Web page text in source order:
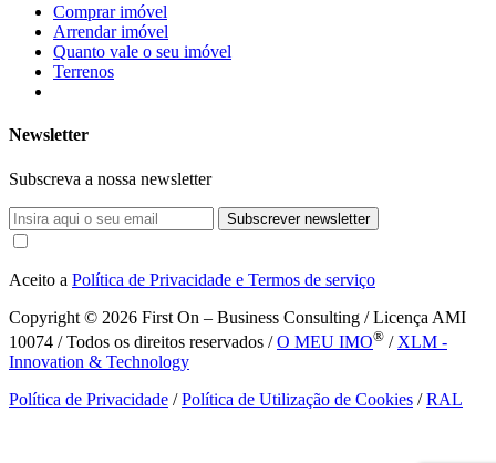
Comprar imóvel
Arrendar imóvel
Quanto vale o seu imóvel
Terrenos
Newsletter
Subscreva a nossa newsletter
Subscrever newsletter
Aceito a Política de Privacidade e Termos de serviço
Copyright © 2026 First On – Business Consulting / Licença AMI
10074 / Todos os direitos reservados /O MEU IMO® / XLM -
Innovation & Technology
Política de Privacidade /Política de Utilização de Cookies /RAL